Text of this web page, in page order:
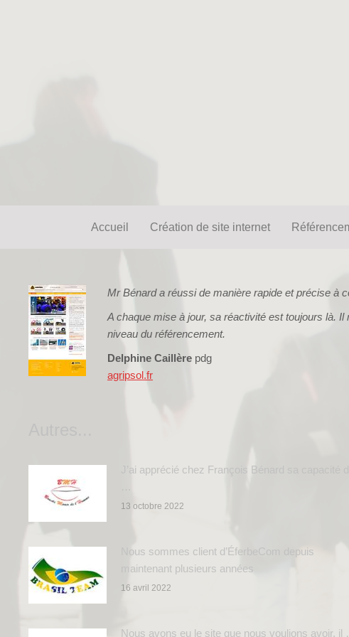
Accueil Création de site internet
Mr Bénard a réussi de manière rapide et précise à
A chaque mise à jour, sa réactivité est toujours là.
niveau du référencement.
Delphine Caillère pdg
agripsol.fr
J’ai apprécié chez François Bénard sa capacité de
13 octobre 2022
Nous sommes client d’ÉferbeCom depuis
maintenant plusieurs années
16 avril 2022
Nous avons eu le site que nous voulions avoir, il